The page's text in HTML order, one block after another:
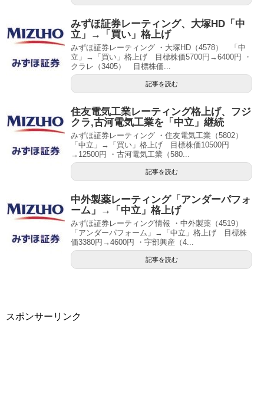
みずほ証券レーティング、大塚HD「中
立」→「買い」格上げ
みずほ証券レーティング ・大塚HD（4578） 「中
立」→「買い」格上げ 目標株価5700円→6400円 ・
クラレ（3405） 目標株価...
記事を読む
住友電気工業レーティング格上げ、フジ
クラ,古河電気工業を「中立」継続
みずほ証券レーティング ・住友電気工業（5802）
「中立」→「買い」格上げ 目標株価10500円
→12500円 ・古河電気工業（580...
記事を読む
中外製薬レーティング「アンダーパフォ
ーム」→「中立」格上げ
みずほ証券レーティング情報 ・中外製薬（4519）
「アンダーパフォーム」→「中立」格上げ 目標株
価3380円→4600円 ・宇部興産（4...
記事を読む
スポンサーリンク